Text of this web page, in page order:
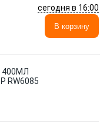
сегодня в 16:00
В корзину
RW6085